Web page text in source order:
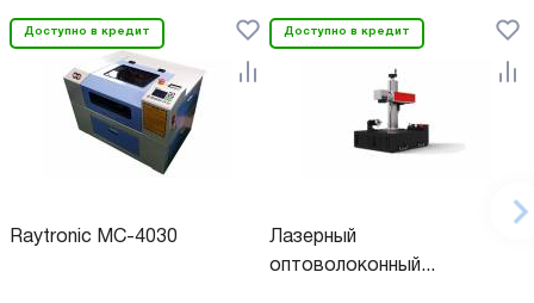
Доступно в кредит
Raytronic MC-4030
Доступно в кредит
Лазерный
оптоволоконный...